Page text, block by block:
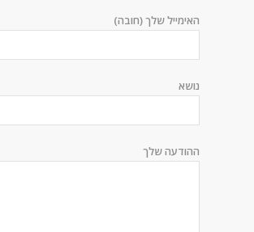
האימייל שלך (חובה)
נושא
ההודעה שלך